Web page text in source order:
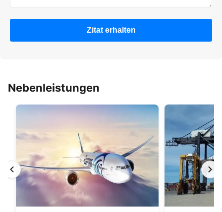
Zitat erhalten
Nebenleistungen